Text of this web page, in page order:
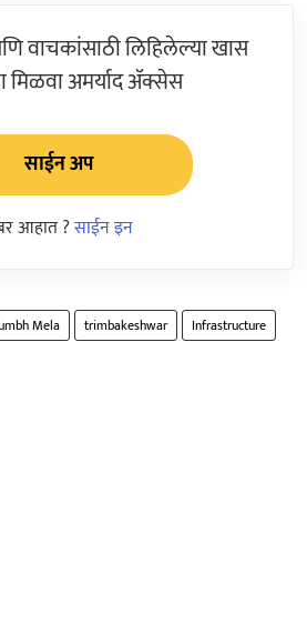
वाचकांसाठी लिहिलेल्या खास
मिळवा अमर्याद ॲक्सेस
साईन अप
आहात ?साईन इन
Mela trimbakeshwar Infrastructure